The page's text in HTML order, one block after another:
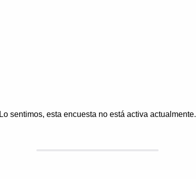
Lo sentimos, esta encuesta no está activa actualmente.